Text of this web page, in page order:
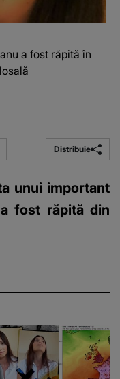
a fost răpită în
Distribuie
unui important
fost răpită din